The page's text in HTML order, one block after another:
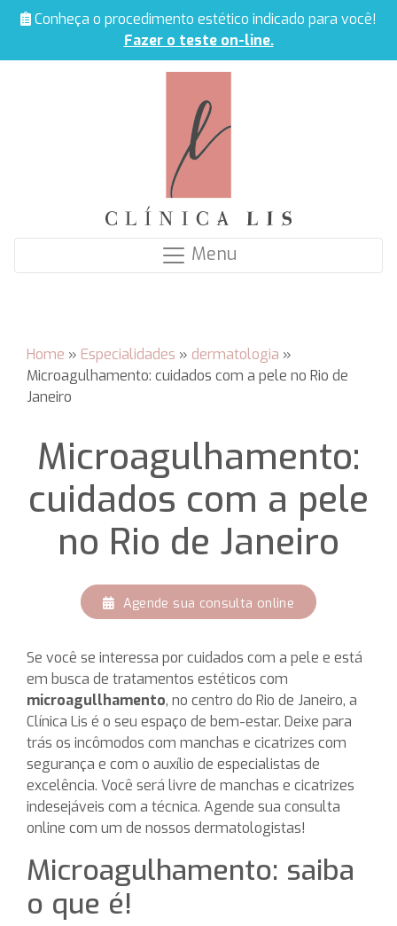
Conheça o procedimento estético indicado para você!
Fazer o teste on-line.
Menu
Home » Especialidades » dermatologia »
Microagulhamento: cuidados com a pele no Rio de
Janeiro
Microagulhamento:
cuidados com a pele
no Rio de Janeiro
Agende sua consulta online
Se você se interessa por cuidados com a pele e está
em busca de tratamentos estéticos com
microagullhamento, no centro do Rio de Janeiro, a
Clínica Lis é o seu espaço de bem-estar. Deixe para
trás os incômodos com manchas e cicatrizes com
segurança e com o auxílio de especialistas de
excelência. Você será livre de manchas e cicatrizes
indesejáveis com a técnica. Agende sua consulta
online com um de nossos dermatologistas!
Microagulhamento: saiba
o que é!